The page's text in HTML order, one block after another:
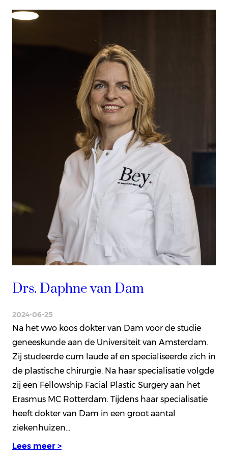
Drs. Daphne van Dam
2024-06-25
Na het vwo koos dokter van Dam voor de studie
geneeskunde aan de Universiteit van Amsterdam.
Zij studeerde cum laude af en specialiseerde zich in
de plastische chirurgie. Na haar specialisatie volgde
zij een Fellowship Facial Plastic Surgery aan het
Erasmus MC Rotterdam. Tijdens haar specialisatie
heeft dokter van Dam in een groot aantal
ziekenhuizen…
Lees meer >